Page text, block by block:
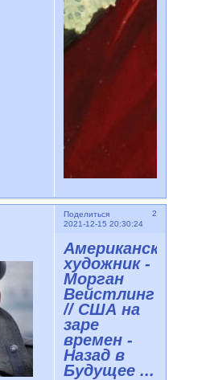
Поделиться
2
2021-12-15 20:30:24
Американский
художник -
Морган
Вейстлинг
// США на
заре
времен -
Назад в
Будущее ...